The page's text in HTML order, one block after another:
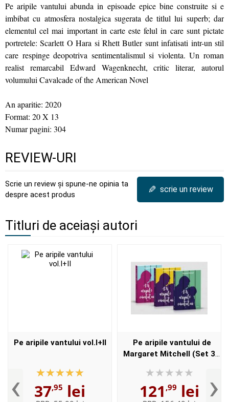
Pe aripile vantului abunda in episoade epice bine construite si e
imbibat cu atmosfera nostalgica sugerata de titlul lui superb; dar
elementul cel mai important in carte este felul in care sunt pictate
portretele: Scarlett O Hara si Rhett Butler sunt infatisati intr-un stil
care respinge deopotriva sentimentalismul si violenta. Un roman
realist remarcabil Edward Wagenknecht, critic literar, autorul
volumului Cavalcade of the American Novel
An aparitie: 2020
Format: 20 X 13
Numar pagini: 304
REVIEW-URI
Scrie un review și spune-ne opinia ta
despre acest produs
✎ scrie un review
Titluri de aceiași autori
‹
Pe aripile vantului vol.I+II
37,95 lei
Pe aripile vantului de
Margaret Mitchell (Set 3
121 ,99 lei ›